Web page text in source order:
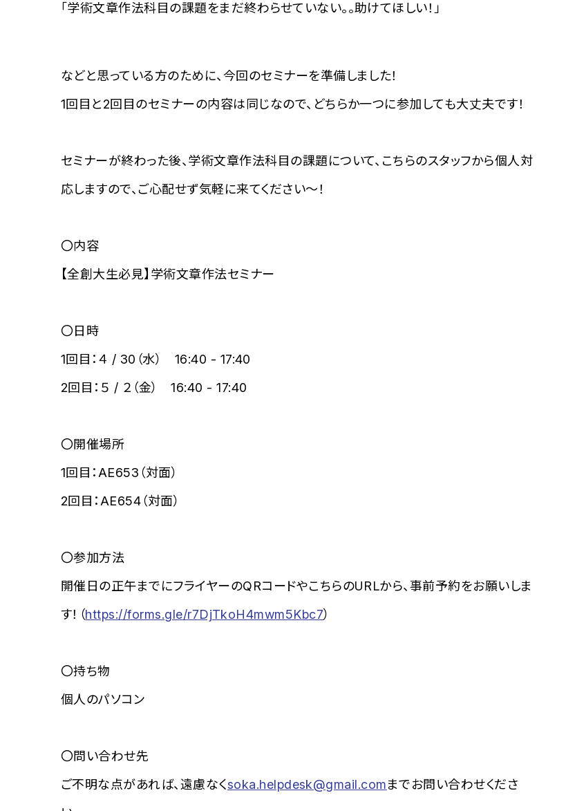
「学術文章作法科目の課題をまだ終わらせていない。。助けてほしい！」
などと思っている方のために、今回のセミナーを準備しました！
1回目と2回目のセミナーの内容は同じなので、どちらか一つに参加しても大丈夫です！
セミナーが終わった後、学術文章作法科目の課題について、こちらのスタッフから個人対
応しますので、ご心配せず気軽に来てください～！
〇内容
【全創大生必見】学術文章作法セミナー
〇日時
1回目：４ / 30（水） 16:40 - 17:40
2回目：５ / ２（金） 16:40 - 17:40
〇開催場所
1回目：AE653（対面）
2回目：AE654（対面）
〇参加方法
開催日の正午までにフライヤーのQRコードやこちらのURLから、事前予約をお願いしま
す！（https://forms.gle/r7DjTkoH4mwm5Kbc7）
〇持ち物
個人のパソコン
〇問い合わせ先
ご不明な点があれば、遠慮なくsoka.helpdesk@gmail.comまでお問い合わせくださ